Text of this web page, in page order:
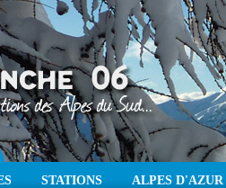
STATIONS ALPES D'AZUR